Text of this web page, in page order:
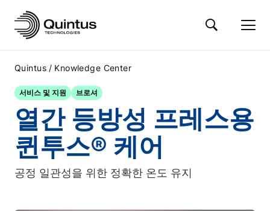
Quintus / Knowledge Center
서비스 및 지원 브로셔
열간 등방성 프레스용
퀸투스® 케어
공정 일관성을 위한 정확한 온도 유지